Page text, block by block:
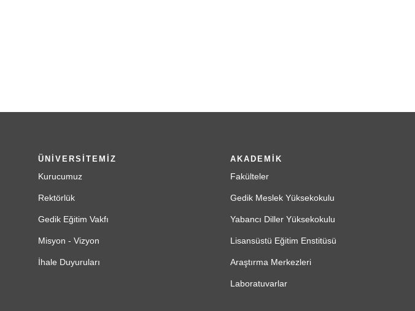
ÜNİVERSİTEMİZ
Kurucumuz
Rektörlük
Gedik Eğitim Vakfı
Misyon - Vizyon
İhale Duyuruları
AKADEMİK
Fakülteler
Gedik Meslek Yüksekokulu
Yabancı Diller Yüksekokulu
Lisansüstü Eğitim Enstitüsü
Araştırma Merkezleri
Laboratuvarlar